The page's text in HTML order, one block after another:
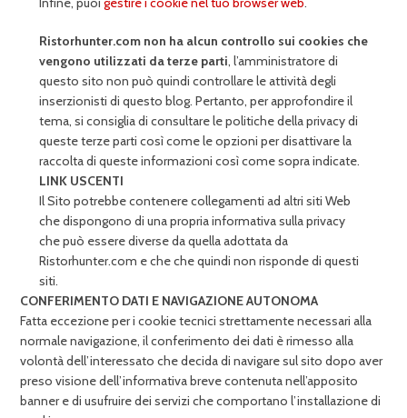
Ristorhunter.comnon ha alcun controllo sui cookies che
vengono utilizzati da terze parti, l’amministratore di
questo sito non può quindi controllare le attività degli
inserzionisti di questo blog. Pertanto, per approfondire il
tema, si consiglia di consultare le politiche della privacy di
queste terze parti così come le opzioni per disattivare la
raccolta di queste informazioni così come sopra indicate.
LINK USCENTI
Il Sito potrebbe contenere collegamenti ad altri siti Web
che dispongono di una propria informativa sulla privacy
che può essere diverse da quella adottata da
Ristorhunter.com e che che quindi non risponde di questi
siti.
CONFERIMENTO DATI E NAVIGAZIONE AUTONOMA
Fatta eccezione per i cookie tecnici strettamente necessari alla
normale navigazione, il conferimento dei dati è rimesso alla
volontà dell’interessato che decida di navigare sul sito dopo aver
preso visione dell’informativa breve contenuta nell’apposito
banner e di usufruire dei servizi che comportano l’installazione di